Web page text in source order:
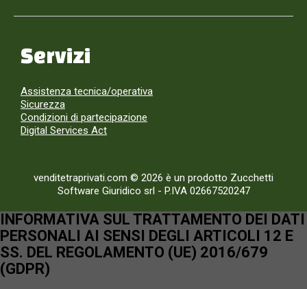
Servizi
Assistenza tecnica/operativa
Sicurezza
Condizioni di partecipazione
Digital Services Act
venditetraprivati.com © 2026 è un prodotto Zucchetti
Software Giuridico srl - P.IVA 02667520247
INFORMATIVA SUL TRATTAMENTO DEI DATI
PERSONALI AI SENSI DEGLI ARTICOLI 12 E
SS. DEL REGOLAMENTO (UE) 2016/679
(GDPR)